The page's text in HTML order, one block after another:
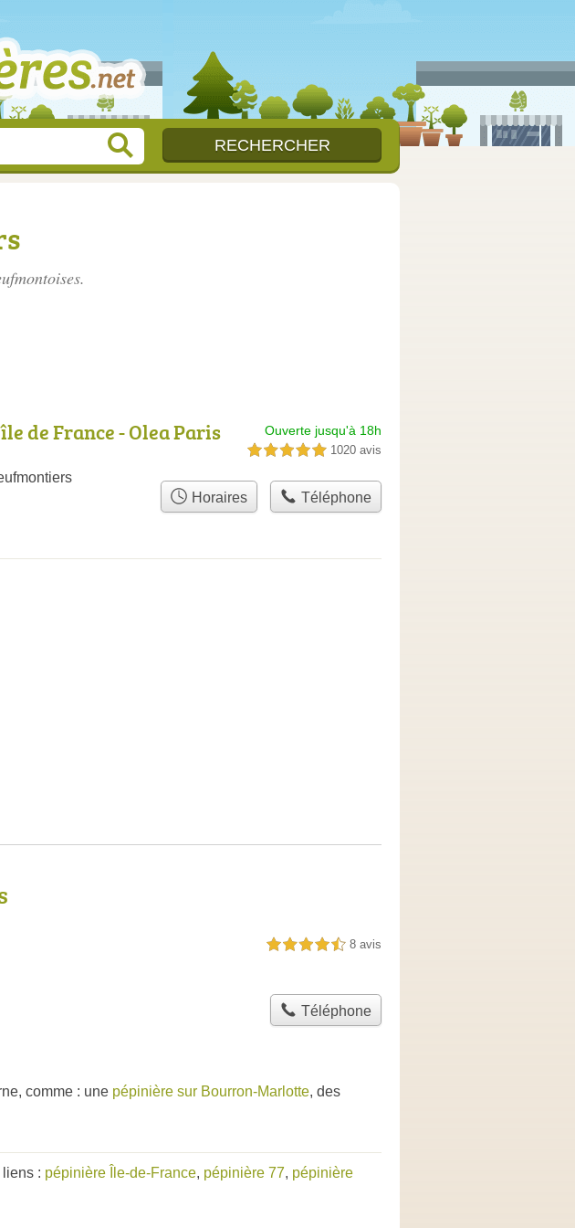
.
de France - Olea Paris Ouverte jusqu'à 18h
5,0 étoiles sur 5 1020 avis
Horaires Téléphone
4,5 étoiles sur 5 8 avis
Téléphone
comme : une pépinière sur Bourron-Marlotte, des
: pépinière Île-de-France, pépinière 77, pépinière